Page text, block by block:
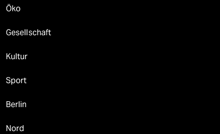
Öko
Gesellschaft
Kultur
Sport
Berlin
Nord